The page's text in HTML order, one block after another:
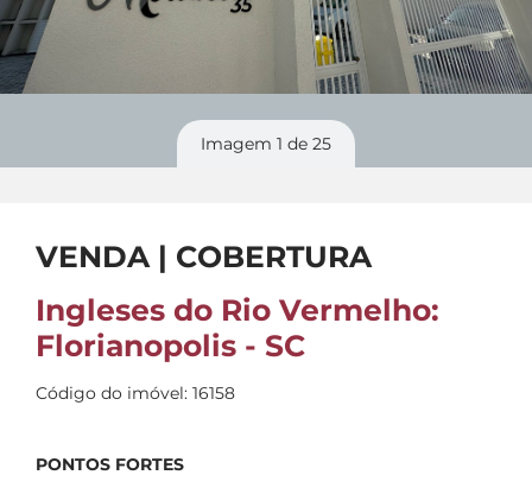
Imagem 1 de 25
VENDA | COBERTURA
Ingleses do Rio Vermelho:
Florianopolis - SC
Código do imóvel: 16158
PONTOS FORTES